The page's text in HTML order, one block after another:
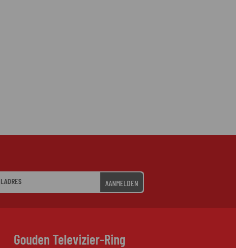
AANMELDEN
Gouden Televizier-Ring